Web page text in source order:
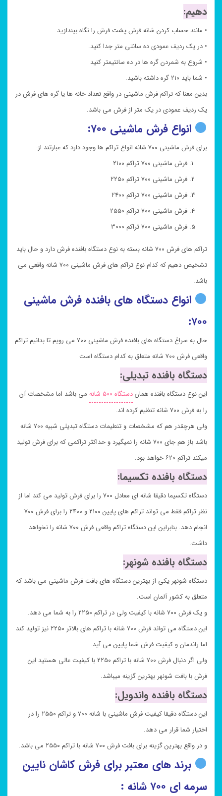
دهیم:
• مانند حساب کردن شانه فرش پشت فرش را نگاه بیندازید
• در یک ردیف عمودی ده سانتی متر جدا کنید.
• شروع به شمردن گره ها در ده سانتیمتر کنید
• شما باید ۲۱۰ گره داشته باشید.
بدین معنا که تراکم فرش ماشینی در واقع تعداد خانه ها یا گره های فرش در
یک ردیف عمودی در یک متر از فرش می باشد.
انواع فرش ماشینی ۷۰۰:
برای فرش ماشینی ۷۰۰ شانه انواع تراکم ها وجود دارد که عبارتند از:
فرش ماشینی ۷۰۰ تراکم ۲۱۰۰
فرش ماشینی ۷۰۰ تراکم ۲۲۵۰
فرش ماشینی ۷۰۰ تراکم ۲۴۰۰
فرش ماشینی ۷۰۰ تراکم ۲۵۵۰
فرش ماشینی ۷۰۰ تراکم ۳۰۰۰
تراکم های فرش ۷۰۰ شانه بسته به نوع دستگاه بافنده فرش دارد و حال باید
تشخیص دهیم که کدام نوع تراکم های فرش ماشینی ۷۰۰ شانه واقعی می
باشد.
انواع دستگاه های بافنده فرش ماشینی
۷۰۰:
حال به سراغ دستگاه های بافنده فرش ماشینی ۷۰۰ می رویم تا بدانیم تراکم
واقعی فرش ۷۰۰ شانه متعلق به کدام دستگاه است
دستگاه بافنده تبدیلی:
این نوع دستگاه بافنده هماندستگاه ۵۰۰ شانه
می باشد اما مشخصات آن
را به فرش ۷۰۰ شانه تنظیم کرده اند.
ولی هرچقدر هم که مشخصات و تنطیمات دستگاه تبدیلی شبیه ۷۰۰ شانه
باشد باز هم جای ۷۰۰ شانه را نمیگیرد و حداکثر تراکمی که برای فرش تولید
میکند تراکم ۶۲۰ خواهد بود.
دستگاه بافنده تکسیما:
دستگاه تکسیما دقیقا شانه ای معادل ۷۰۰ را برای فرش تولید می کند اما از
نظر تراکم فقط می تواند تراکم های پایین ۲۱۰۰ و ۲۴۰۰ را برای فرش ۷۰۰
انجام دهد. بنابراین این دستگاه تراکم واقعی فرش ۷۰۰ شانه را نخواهد
داشت.
دستگاه بافنده شونهر:
دستگاه شونهر یکی از بهترین دستگاه های بافت فرش ماشینی می باشد که
متعلق به کشور آلمان است.
و یک فرش ۷۰۰ شانه با کیفیت ولی در تراکم ۲۲۵۰ را به شما می دهد.
این دستگاه می تواند فرش ۷۰۰ شانه با تراکم های بالاتر ۲۲۵۰ نیز تولید کند
اما راندمان و کیفیت فرش شما پایین می آید.
ولی اگر دنبال فرش ۷۰۰ شانه با تراکم ۲۲۵۰ با کیفیت عالی هستید این
فرش با بافت شونهر بهترین گزینه میباشد.
دستگاه بافنده واندویل:
این دستگاه دقیقا کیفیت فرش ماشینی با شانه ۷۰۰ و تراکم ۲۵۵۰ را در
اختیار شما قرار می دهد.
و در واقع بهترین گزینه برای بافت فرش ۷۰۰ شانه با تراکم ۲۵۵۰ می باشد.
برند های معتبر برای فرش کاشان نایین
سرمه ای ۷۰۰ شانه :